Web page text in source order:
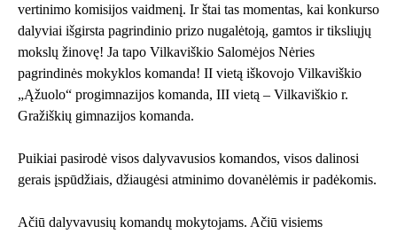
vertinimo komisijos vaidmenį. Ir štai tas momentas, kai konkurso
dalyviai išgirsta pagrindinio prizo nugalėtoją, gamtos ir tiksliųjų
mokslų žinovę! Ja tapo Vilkaviškio Salomėjos Nėries
pagrindinės mokyklos komanda! II vietą iškovojo Vilkaviškio
„Ąžuolo“ progimnazijos komanda, III vietą – Vilkaviškio r.
Gražiškių gimnazijos komanda.
Puikiai pasirodė visos dalyvavusios komandos, visos dalinosi
gerais įspūdžiais, džiaugėsi atminimo dovanėlėmis ir padėkomis.
Ačiū dalyvavusių komandų mokytojams. Ačiū visiems